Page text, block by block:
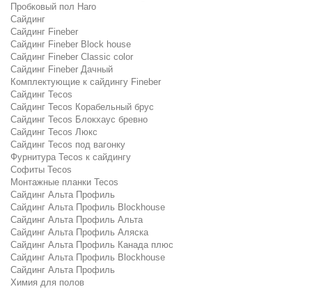
Пробковый пол Haro
Сайдинг
Сайдинг Fineber
Сайдинг Fineber Block house
Сайдинг Fineber Classic color
Сайдинг Fineber Дачный
Комплектующие к сайдингу Fineber
Сайдинг Tecos
Сайдинг Tecos Корабельный брус
Сайдинг Tecos Блокхаус бревно
Сайдинг Tecos Люкс
Сайдинг Tecos под вагонку
Фурнитура Tecos к сайдингу
Софиты Tecos
Монтажные планки Tecos
Сайдинг Альта Профиль
Сайдинг Альта Профиль Blockhouse
Сайдинг Альта Профиль Альта
Сайдинг Альта Профиль Аляска
Сайдинг Альта Профиль Канада плюс
Сайдинг Альта Профиль Blockhouse
Сайдинг Альта Профиль
Химия для полов